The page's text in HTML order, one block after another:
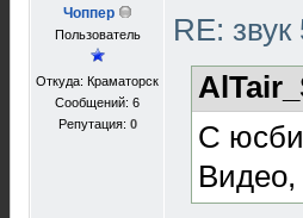
Чоппер
Пользователь
Откуда: Краматорск
Сообщений: 6
Репутация: 0
RE:
С юсби